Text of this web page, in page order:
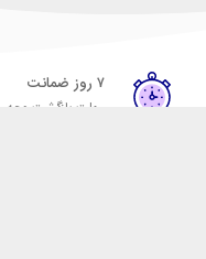
۷ روز ضمانت
مهلت بازگشت وجه